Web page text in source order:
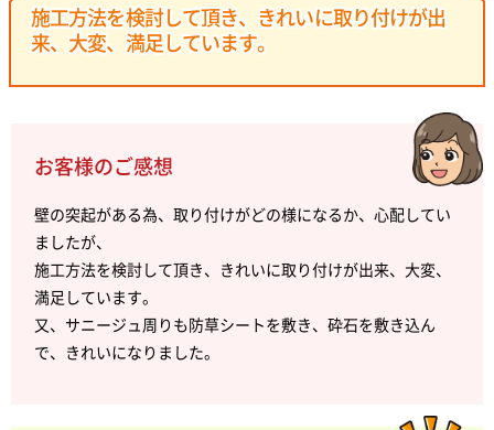
施工方法を検討して頂き、きれいに取り付けが出
来、大変、満足しています。
お客様のご感想
壁の突起がある為、取り付けがどの様になるか、心配してい
ましたが、
施工方法を検討して頂き、きれいに取り付けが出来、大変、
満足しています。
又、サニージュ周りも防草シートを敷き、砕石を敷き込ん
で、きれいになりました。